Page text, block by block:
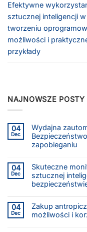
Efektywne
sztucznej inteligencji w
tworzeniu
możliwości i
przykłady
NAJNOWSZE POSTY
04
Dec
Wydajna
zapobieganiu
04
Dec
Skuteczne
sztucznej
04
Dec
Zakup
możliwości i